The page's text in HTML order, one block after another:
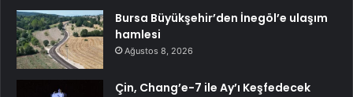
Bursa Büyükşehir’den İnegöl’e ulaşım
hamlesi
Ağustos 8, 2026
Çin, Chang’e-7 ile Ay’ı Keşfedecek